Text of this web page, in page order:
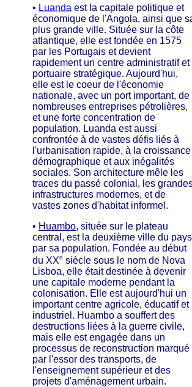
• Luanda est la capitale politique et
économique de l'Angola, ainsi que
plus grande ville. Située sur la côte
atlantique, elle est fondée en 1575
par les Portugais et devient
rapidement un centre administratif et
portuaire stratégique. Aujourd'hui,
elle est le coeur de l'économie
nationale, avec un port important, de
nombreuses entreprises pétrolières,
et une forte concentration de
population. Luanda est aussi
confrontée à de vastes défis liés à
l'urbanisation rapide, à la croissance
démographique et aux inégalités
sociales. Son architecture mêle les
traces du passé colonial, les
infrastructures modernes, et de
vastes zones d'habitat informel.
• Huambo, située sur le plateau
central, est la deuxième ville du pays
par sa population. Fondée au début
du XXe siècle sous le nom de Nova
Lisboa, elle était destinée à devenir
une capitale moderne pendant la
colonisation. Elle est aujourd'hui un
important centre agricole, éducatif et
industriel. Huambo a souffert des
destructions liées à la guerre civile,
mais elle est engagée dans un
processus de reconstruction marqué
par l'essor des transports, de
l'enseignement supérieur et des
projets d'aménagement urbain.